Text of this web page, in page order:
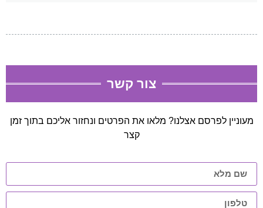
צור קשר
מעוניין לפרסם אצלנו? מלאו את הפרטים ונחזור אליכם בתוך זמן
קצר